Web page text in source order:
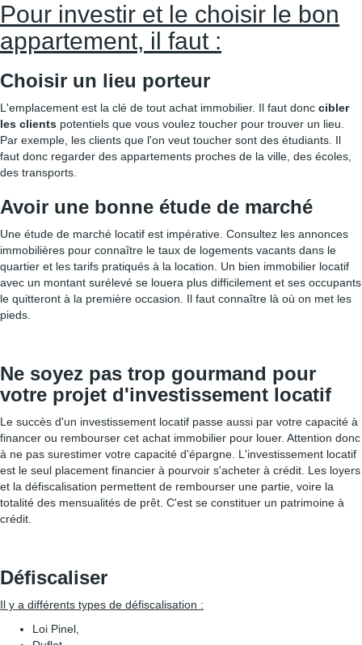
Pour investir et le choisir le bon
appartement, il faut :
Choisir un lieu porteur
L'emplacement est la clé de tout achat immobilier. Il faut donc cibler
les clients potentiels que vous voulez toucher pour trouver un lieu.
Par exemple, les clients que l'on veut toucher sont des étudiants. Il
faut donc regarder des appartements proches de la ville, des écoles,
des transports.
Avoir une bonne étude de marché
Une étude de marché locatif est impérative. Consultez les annonces
immobilières pour connaître le taux de logements vacants dans le
quartier et les tarifs pratiqués à la location. Un bien immobilier locatif
avec un montant surélevé se louera plus difficilement et ses occupants
le quitteront à la première occasion. Il faut connaître là où on met les
pieds.
Ne soyez pas trop gourmand pour
votre projet d'investissement locatif
Le succès d'un investissement locatif passe aussi par votre capacité à
financer ou rembourser cet achat immobilier pour louer. Attention donc
à ne pas surestimer votre capacité d'épargne. L'investissement locatif
est le seul placement financier à pourvoir s'acheter à crédit. Les loyers
et la défiscalisation permettent de rembourser une partie, voire la
totalité des mensualités de prêt. C'est se constituer un patrimoine à
crédit.
Défiscaliser
Il y a différents types de défiscalisation :
Loi Pinel,